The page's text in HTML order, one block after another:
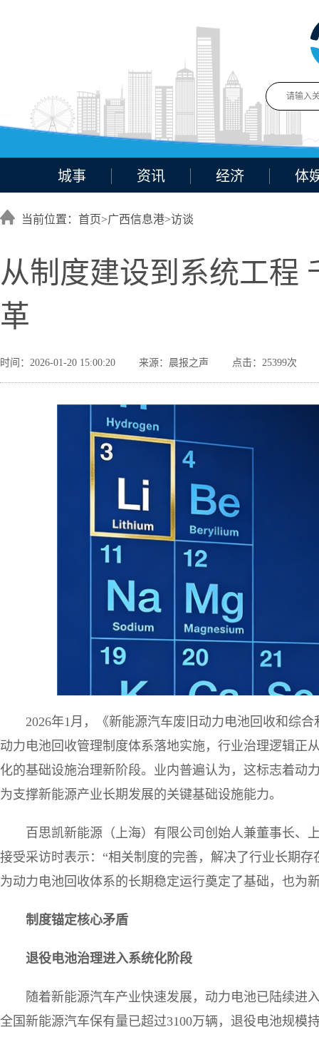
城事 资讯 经济 体
当前位置：首页>广西信息港>访谈
从制度建设到系统工程
革
时间：2026-01-20 15:00:20 来源：晨报之声 点击：25399次
2026年1月，《新能源汽车废旧动力电池回收和综
动力电池回收管理制度体系落地实施，行业治理逻辑正
化的基础设施治理新阶段。业内普遍认为，这标志着动
为支撑新能源产业长期发展的关键基础设施能力。
百思凯新能源（上海）有限公司创始人兼董事长、
接受采访时表示：“相关制度的完善，解决了行业长期
为动力电池回收体系的长期稳定运行奠定了基础，也为
制度锚定核心矛盾
退役电池治理进入系统化阶段
随着新能源汽车产业快速发展，动力电池已陆续进
全国新能源汽车保有量已超过3100万辆，退役电池规模